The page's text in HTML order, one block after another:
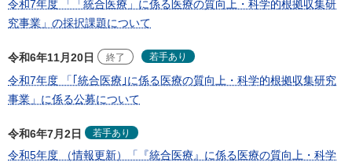
令和7年度 「「統合医療」に係る医療の質向上・科学的根拠収集研
究事業」の採択課題について
令和6年11月20日 終了 若手あり
令和7年度 「｢統合医療｣に係る医療の質向上・科学的根拠収集研究
事業」に係る公募について
令和6年7月2日 若手あり
令和5年度 （情報更新）「『統合医療』に係る医療の質向上・科学